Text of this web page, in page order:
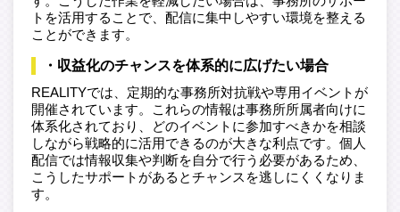
トを活用することで、配信に集中しやすい環境を整える
ことができます。
・収益化のチャンスを体系的に広げたい場合
REALITYでは、定期的な事務所対抗戦や専用イベントが
開催されています。これらの情報は事務所所属者向けに
体系化されており、どのイベントに参加すべきかを相談
しながら戦略的に活用できるのが大きな利点です。個人
配信では情報収集や判断を自分で行う必要があるため、
こうしたサポートがあるとチャンスを逃しにくくなりま
す。